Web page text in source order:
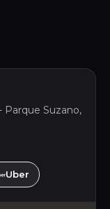
Parque Suzano,
Uber